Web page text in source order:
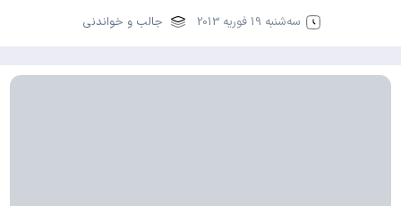
سه‌شنبه 19 فوریه 2013 جالب و خواندنی